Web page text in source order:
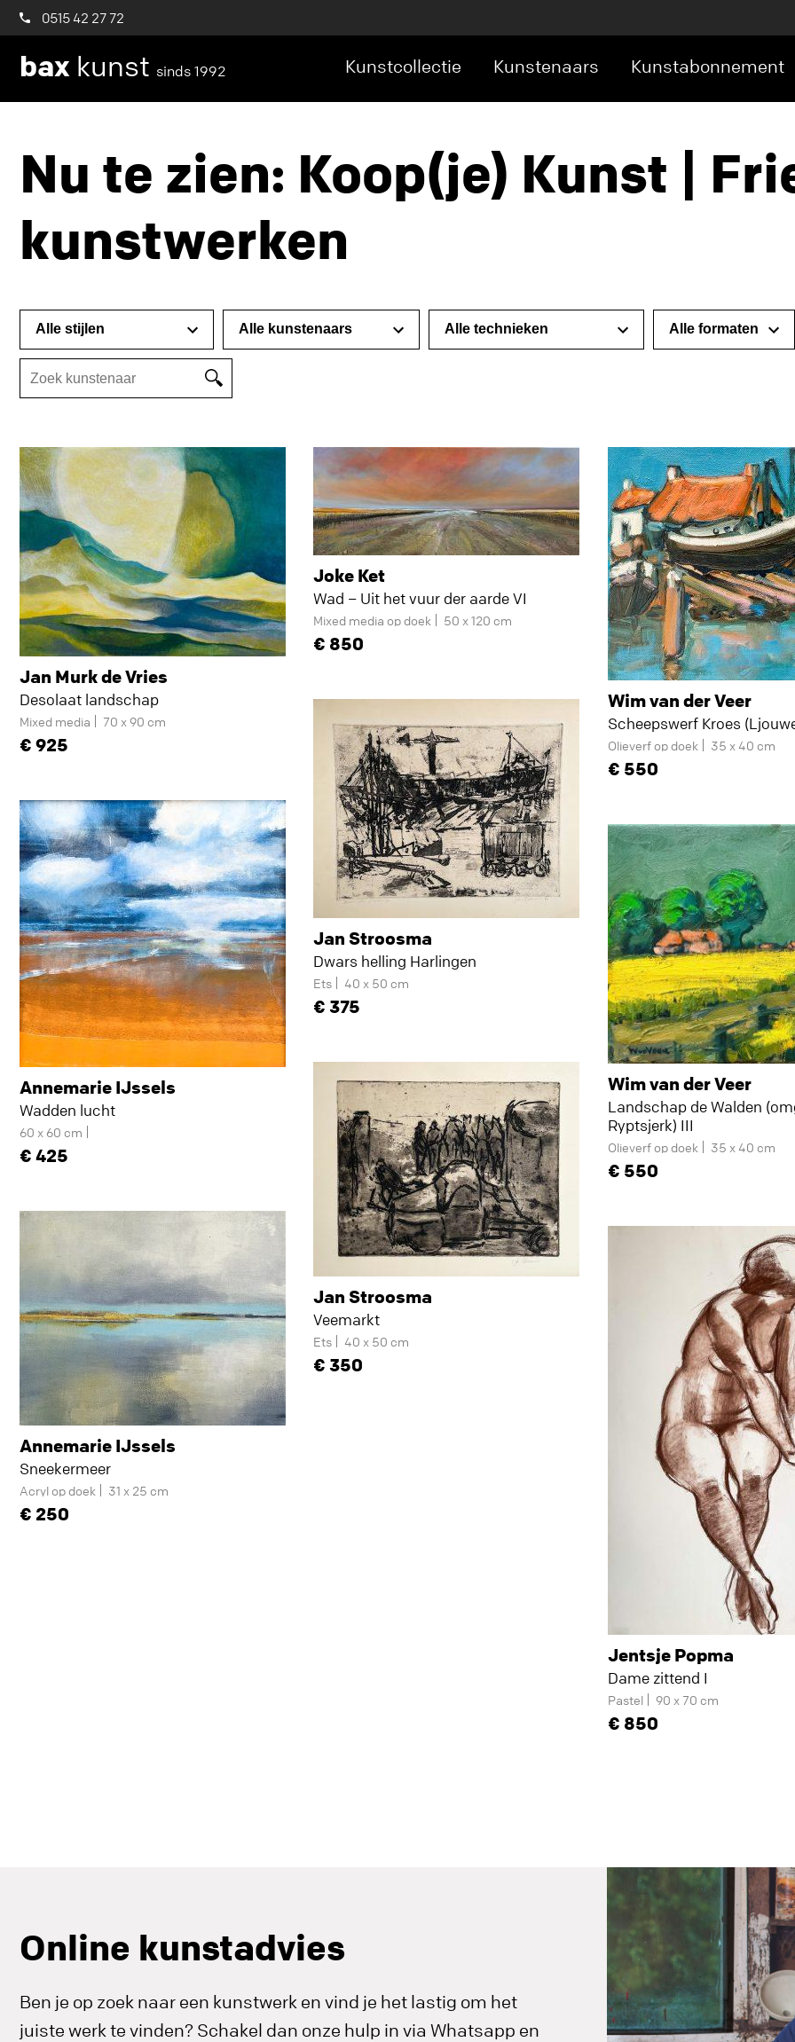
0515 42 27 72
bax kunst sinds 1992 Kunstcollectie Kunstenaars Kunstabonnement
Nu te zien: Koop(je) Kunst |
kunstwerken
Jan Murk de Vries
Desolaat landschap
Mixed media 70 x 90 cm
925
Annemarie IJssels
Wadden lucht
60 x 60 cm
425
Annemarie IJssels
Sneekermeer
Acryl op doek 31 x 25 cm
250
Joke Ket
Wad – Uit het vuur der aarde VI
Mixed media op doek 50 x 120 cm
850
Jan Stroosma
Dwars helling Harlingen
Ets 40 x 50 cm
375
Jan Stroosma
Veemarkt
Ets 40 x 50 cm
350
Wim van der Veer
Scheepswerf Kroes
Olieverf op doek 35 x 40 cm
550
Wim van der Veer
Landschap de Walden
Ryptsjerk) III
Olieverf op doek 35 x 40 cm
550
Jentsje Popma
Dame zittend I
Pastel 90 x 70 cm
850
Online kunstadvies
Ben je op zoek naar een kunstwerk en vind je het lastig om het
juiste werk te vinden? Schakel dan onze hulp in via Whatsapp en